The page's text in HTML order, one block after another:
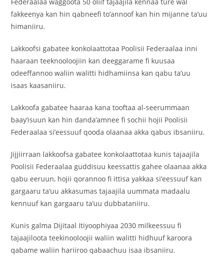
fakkeenya kan hin qabneefi to’annoof kan hin mijanne ta’uu
himaniiru.
Lakkoofsi gabatee konkolaattotaa Poolisii Federaalaa inni
haaraan teeknooloojiin kan deeggarame fi kuusaa
odeeffannoo waliin walitti hidhamiinsa kan qabu ta’uu
isaas kaasaniiru.
Lakkoofa gabatee haaraa kana tooftaa al-seerummaan
baay’isuun kan hin danda’amnee fi sochii hojii Poolisii
Federaalaa si’eessuuf qooda olaanaa akka qabus ibsaniiru.
Jijjiirraan lakkoofsa gabatee konkolaattotaa kunis tajaajila
Poolisii Federaalaa guddisuu keessattis gahee olaanaa akka
qabu eeruun, hojii qorannoo fi ittisa yakkaa si’eessuuf kan
gargaaru ta’uu akkasumas tajaajila uummata madaalu
kennuuf kan gargaaru ta’uu dubbataniiru.
Kunis galma Dijitaal Itiyoophiyaa 2030 milkeessuu fi
tajaajiloota teekinooloojii waliin walitti hidhuuf karoora
qabame waliin hariiroo qabaachuu isaa ibsaniiru.